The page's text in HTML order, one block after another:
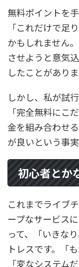
無料ポイントを
「これだけで足
かもしれません
させようと意気
したことがありま
しかし、私が試
「完全無料にこ
金を組み合わせ
が良いという事実
初心者とか
これまでライブ
ープなサービス
って、「いきな
トレスです。「
「変なシステム